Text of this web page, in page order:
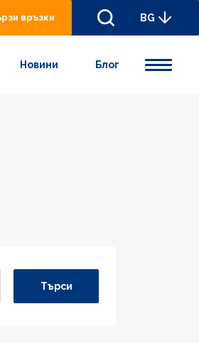
връзки BG
Новини Блог
Търси